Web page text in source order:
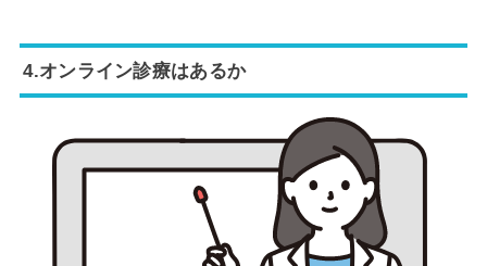
4.オンライン診療はあるか